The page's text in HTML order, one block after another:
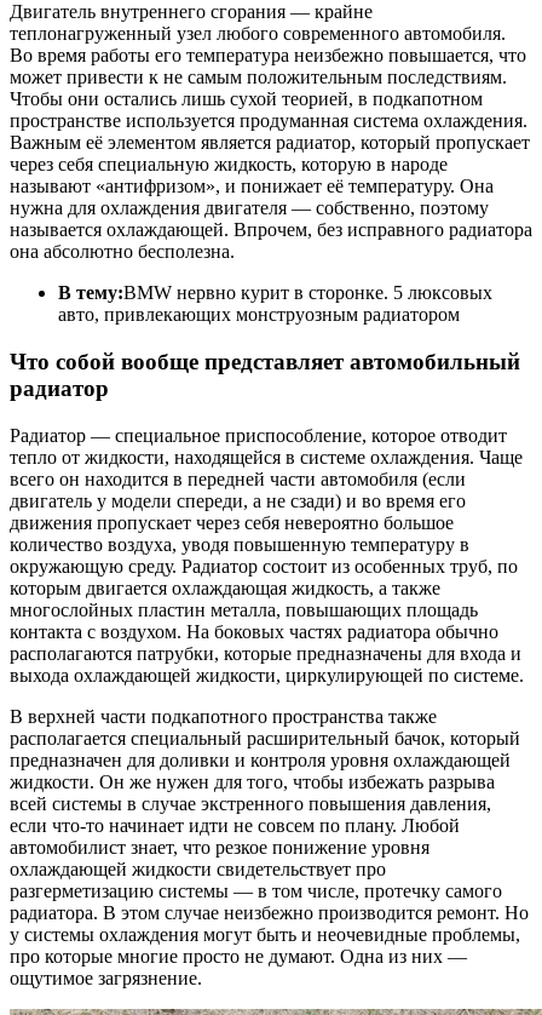
Двигатель внутреннего сгорания — крайне
теплонагруженный узел любого современного автомобиля.
Во время работы его температура неизбежно повышается, что
может привести к не самым положительным последствиям.
Чтобы они остались лишь сухой теорией, в подкапотном
пространстве используется продуманная система охлаждения.
Важным её элементом является радиатор, который пропускает
через себя специальную жидкость, которую в народе
называют «антифризом», и понижает её температуру. Она
нужна для охлаждения двигателя — собственно, поэтому
называется охлаждающей. Впрочем, без исправного радиатора
она абсолютно бесполезна.
В тему:BMW нервно курит в сторонке. 5 люксовых
авто, привлекающих монструозным радиатором
Что собой вообще представляет автомобильный
радиатор
Радиатор — специальное приспособление, которое отводит
тепло от жидкости, находящейся в системе охлаждения. Чаще
всего он находится в передней части автомобиля (если
двигатель у модели спереди, а не сзади) и во время его
движения пропускает через себя невероятно большое
количество воздуха, уводя повышенную температуру в
окружающую среду. Радиатор состоит из особенных труб, по
которым двигается охлаждающая жидкость, а также
многослойных пластин металла, повышающих площадь
контакта с воздухом. На боковых частях радиатора обычно
располагаются патрубки, которые предназначены для входа и
выхода охлаждающей жидкости, циркулирующей по системе.
В верхней части подкапотного пространства также
располагается специальный расширительный бачок, который
предназначен для доливки и контроля уровня охлаждающей
жидкости. Он же нужен для того, чтобы избежать разрыва
всей системы в случае экстренного повышения давления,
если что-то начинает идти не совсем по плану. Любой
автомобилист знает, что резкое понижение уровня
охлаждающей жидкости свидетельствует про
разгерметизацию системы — в том числе, протечку самого
радиатора. В этом случае неизбежно производится ремонт. Но
у системы охлаждения могут быть и неочевидные проблемы,
про которые многие просто не думают. Одна из них —
ощутимое загрязнение.